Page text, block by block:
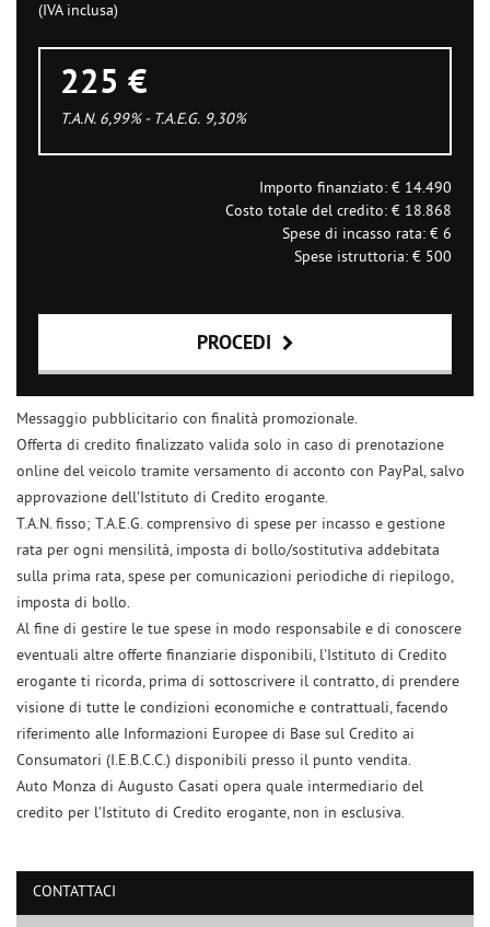
(IVA inclusa)
225 €
T.A.N. 6,99% - T.A.E.G. 9,30%
Importo finanziato: € 14.490
Costo totale del credito: € 18.868
Spese di incasso rata: € 6
Spese istruttoria: € 500
PROCEDI
Contattaci
Ho letto e accetto l'informativa privacy*
Acconsento al trattamento dei miei dati per finalità di marketing
Invia la tua richiesta
Messaggio pubblicitario con finalità promozionale.
Offerta di credito finalizzato valida solo in caso di prenotazione
online del veicolo tramite versamento di acconto con PayPal, salvo
approvazione dell'Istituto di Credito erogante.
T.A.N. fisso; T.A.E.G. comprensivo di spese per incasso e gestione
rata per ogni mensilità, imposta di bollo/sostitutiva addebitata
sulla prima rata, spese per comunicazioni periodiche di riepilogo,
imposta di bollo.
Al fine di gestire le tue spese in modo responsabile e di conoscere
eventuali altre offerte finanziarie disponibili, l'Istituto di Credito
erogante ti ricorda, prima di sottoscrivere il contratto, di prendere
visione di tutte le condizioni economiche e contrattuali, facendo
riferimento alle Informazioni Europee di Base sul Credito ai
Consumatori (I.E.B.C.C.) disponibili presso il punto vendita.
Auto Monza di Augusto Casati opera quale intermediario del
credito per l'Istituto di Credito erogante, non in esclusiva.
CONTATTACI